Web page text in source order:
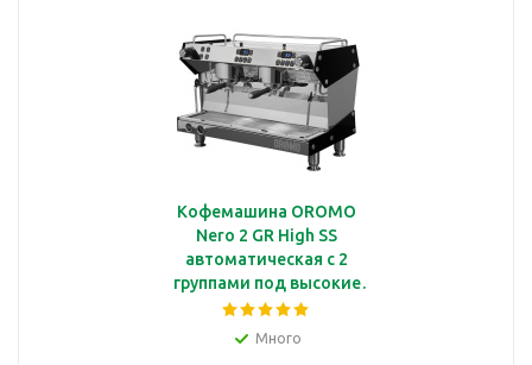
Кофемашина OROMO
Nero 2 GR High SS
автоматическая с 2
группами под высокие
чашки,
мультибойлерная, PID
Много